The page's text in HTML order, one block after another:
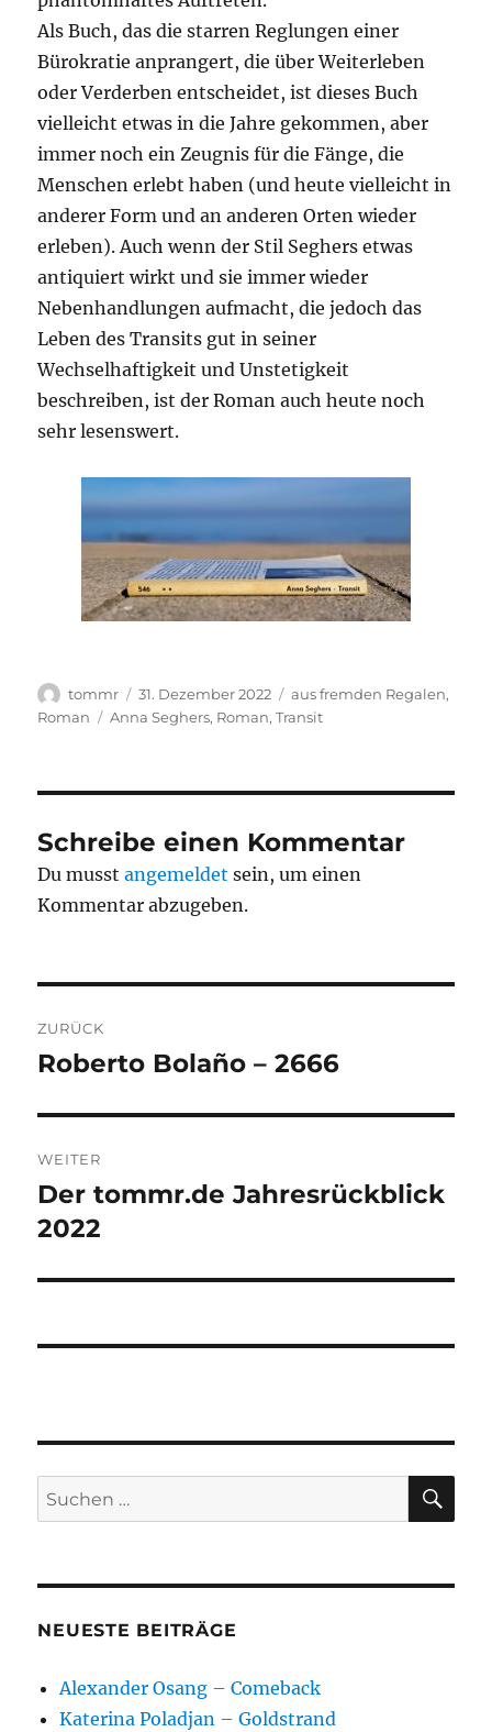
Als Buch, das die starren Reglungen einer
Bürokratie anprangert, die über Weiterleben
oder Verderben entscheidet, ist dieses Buch
vielleicht etwas in die Jahre gekommen, aber
immer noch ein Zeugnis für die Fänge, die
Menschen erlebt haben (und heute vielleicht in
anderer Form und an anderen Orten wieder
erleben). Auch wenn der Stil Seghers etwas
antiquiert wirkt und sie immer wieder
Nebenhandlungen aufmacht, die jedoch das
Leben des Transits gut in seiner
Wechselhaftigkeit und Unstetigkeit
beschreiben, ist der Roman auch heute noch
sehr lesenswert.
Autor
tommr
Veröffentlicht
am
31. Dezember 2022 Kategorien
aus fremden Regalen,
Roman
Schlagwörter
Anna Seghers, Roman,Transit
Schreibe einen Kommentar
Du musstangemeldet sein, um einen
Kommentar abzugeben.
ZURÜCK
Vorheriger
Roberto Bolaño – 2666
WEITER
Nächster
Beitrag:
Der tommr.de Jahresrückblick
2022
Suchen
nach:
NEUESTE BEITRÄGE
Alexander Osang – Comeback
Katerina Poladjan – Goldstrand